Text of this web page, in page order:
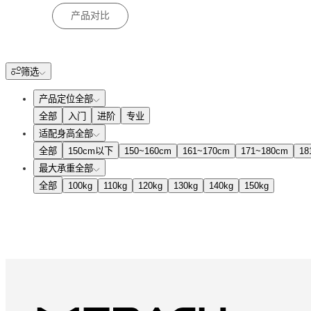
产品对比
筛选
产品定位全部
全部
入门 进阶
专业
适配身高全部
全部
150cm以下 150~160cm 161~170cm 171~180cm
最大承重全部
全部
100kg 110kg 120kg 130kg 140kg 150kg